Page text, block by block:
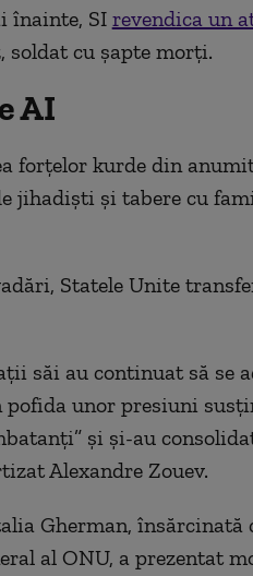
înainte, SI revendica un
soldat cu şapte morţi.
AI
forţelor kurde din
jihadişti şi tabere cu
Statele Unite
săi au continuat să se
pofida unor presiuni
şi şi-au
Alexandre Zouev.
Gherman, însărcinată
al ONU, a prezentat